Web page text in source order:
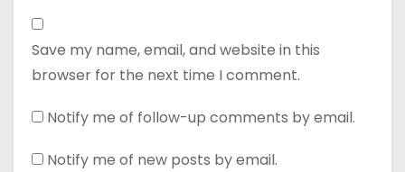
Save my name, email, and website in this
browser for the next time I comment.
Notify me of follow-up comments by email.
Notify me of new posts by email.